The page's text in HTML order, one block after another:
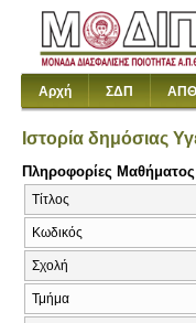
Αρχή ΣΔΠ ΑΠΘ
Ιστορία δημόσιας
Πληροφορίες Μαθήματος
Τίτλος
Κωδικός
Σχολή
Τμήμα